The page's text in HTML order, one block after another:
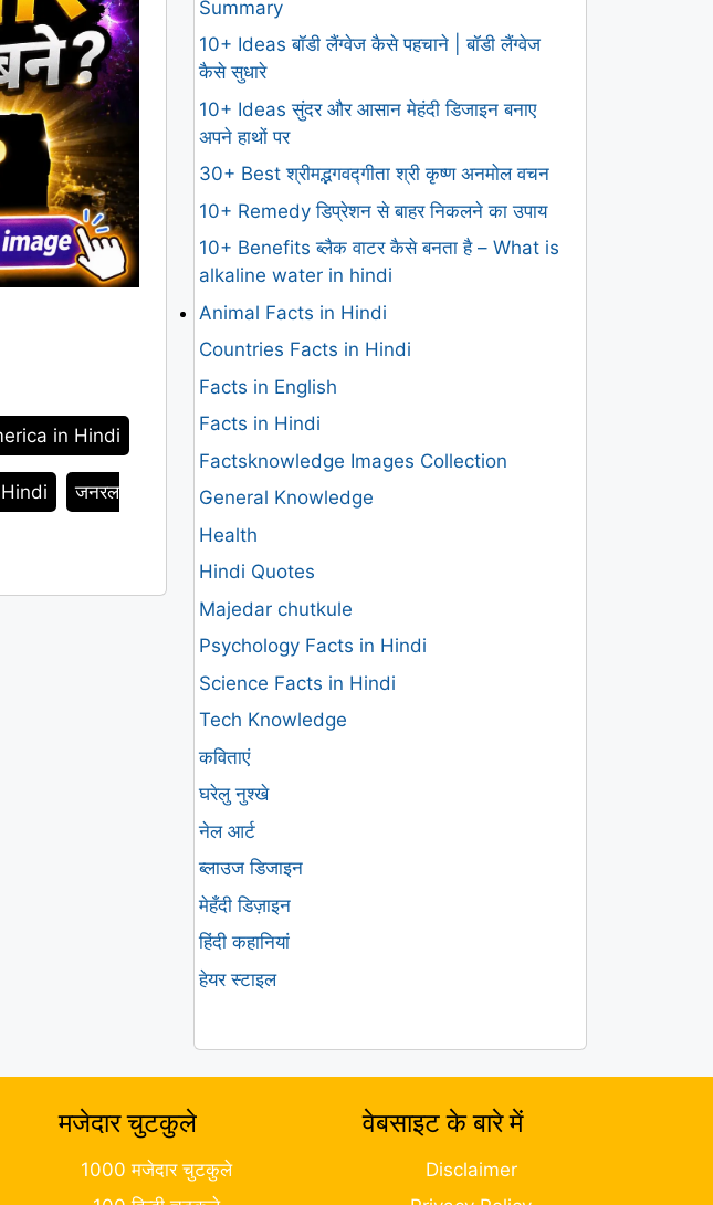
in Hindi
जनरल
Summary
10+ Ideas बॉडी लैंग्वेज कैसे पहचाने | बॉडी लैंग्वेज
कैसे सुधारे
10+ Ideas सुंदर और आसान मेहंदी डिजाइन बनाए
अपने हाथों पर
30+ Best श्रीमद्भगवद्गीता श्री कृष्ण अनमोल वचन
10+ Remedy डिप्रेशन से बाहर निकलने का उपाय
10+ Benefits ब्लैक वाटर कैसे बनता है – What is
alkaline water in hindi
Animal Facts in Hindi
Countries Facts in Hindi
Facts in English
Facts in Hindi
Factsknowledge Images Collection
General Knowledge
Health
Hindi Quotes
Majedar chutkule
Psychology Facts in Hindi
Science Facts in Hindi
Tech Knowledge
कविताएं
घरेलु नुश्खे
नेल आर्ट
ब्लाउज डिजाइन
मेहँदी डिज़ाइन
हिंदी कहानियां
हेयर स्टाइल
मजेदार चुटकुले
1000 मजेदार चुटकुले
वेबसाइट के बारे में
Disclaimer